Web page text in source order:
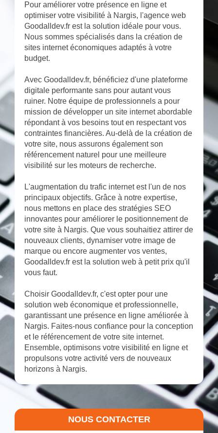
Pour améliorer votre présence en ligne et
optimiser votre visibilité à Nargis, l'agence web
Goodalldev.fr est la solution idéale pour vous.
Nous sommes spécialisés dans la création de
sites internet économiques adaptés à votre
budget.
Avec Goodalldev.fr, bénéficiez d'une plateforme
digitale performante sans pour autant vous
ruiner. Notre équipe de professionnels a pour
mission de développer un site internet abordable
répondant à vos besoins tout en respectant vos
contraintes financières. Au-delà de la création de
votre site, nous assurons également son
référencement naturel pour une meilleure
visibilité sur les moteurs de recherche.
L'augmentation du trafic internet est l'un de nos
principaux objectifs. Grâce à notre expertise,
nous mettons en place des stratégies SEO
innovantes pour améliorer le positionnement de
votre site à Nargis. Que vous souhaitiez attirer de
nouveaux clients, dynamiser votre image de
marque ou encore augmenter vos ventes,
Goodalldev.fr est la solution web à petit prix qu'il
vous faut.
Choisir Goodalldev.fr, c'est opter pour une
solution web économique et professionnelle,
garantissant une présence en ligne améliorée à
Nargis. Faites-nous confiance pour la conception
et le référencement de votre site internet.
Ensemble, optimisons votre visibilité en ligne et
propulsons votre activité vers de nouveaux
horizons à Nargis.
NOUS CONTACTER